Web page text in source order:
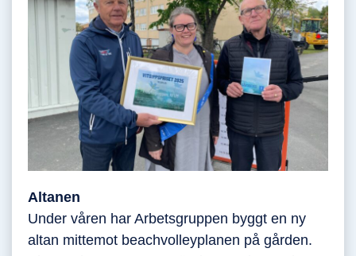
Altanen
Under våren har Arbetsgruppen byggt en ny
altan mittemot beachvolleyplanen på gården.